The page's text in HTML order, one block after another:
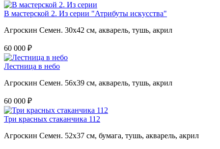
В мастерской 2. Из серии "Атрибуты искусства"
Агроскин Семен. 30х42 см, акварель, тушь, акрил
60 000 ₽
Лестница в небо
Агроскин Семен. 56х39 см, акварель, тушь, акрил
60 000 ₽
Три красных стаканчика 112
Агроскин Семен. 52х37 см, бумага, тушь, акварель, акрил